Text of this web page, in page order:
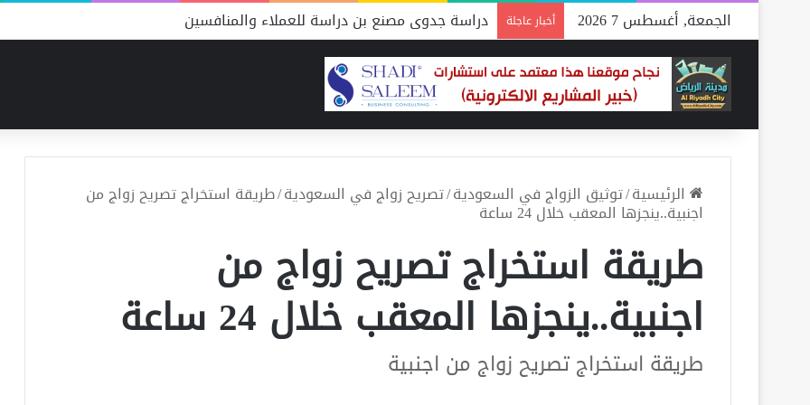
الجمعة, أغسطس 7 2026 أخبار عاجلة دراسة جدوى مصنع بن دراسة للعملاء والمنافسين
الرئيسية/توثيق الزواج في السعودية/تصريح زواج في السعودية/طريقة استخراج تصريح زواج من
اجنبية..ينجزها المعقب خلال 24 ساعة
طريقة استخراج تصريح زواج من
اجنبية..ينجزها المعقب خلال 24 ساعة
طريقة استخراج تصريح زواج من اجنبية